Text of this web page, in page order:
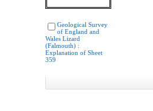
Geological Survey
of England and
Wales Lizard
(Falmouth) :
Explanation of Sheet
359